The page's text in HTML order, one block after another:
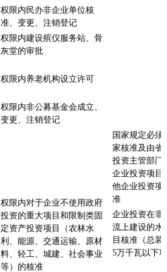
权限内民办非企业单位核
准、变更、注销登记
权限内建设殡仪服务站、骨
灰堂的审批
权限内养老机构设立许可
权限内非公募基金会成立、
变更、注销登记
权限内对于企业不使用政府
投资的重大项目和限制类固
定资产投资项目（农林水
利、能源、交通运输、原材
料、轻工、城建、社会事业
等）的核准
国家规定必须
家核准及由省
投资主管部门
企业投资项目
他企业投资项
准
企业投资在非
流上建设的水
目核准（总装
5万千瓦以下